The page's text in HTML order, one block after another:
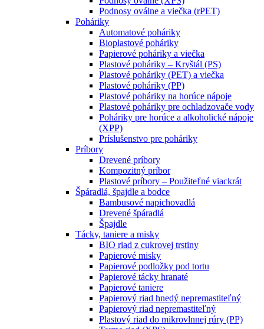
Podnosy oválne a viečka (rPET)
Poháriky
Automatové poháriky
Bioplastové poháriky
Papierové poháriky a viečka
Plastové poháriky – Kryštál (PS)
Plastové poháriky (PET) a viečka
Plastové poháriky (PP)
Plastové poháriky na horúce nápoje
Plastové poháriky pre ochladzovače vody
Poháriky pre horúce a alkoholické nápoje
(XPP)
Príslušenstvo pre poháriky
Príbory
Drevené príbory
Kompozitný príbor
Plastové príbory – Použiteľné viackrát
Špáradlá, špajdle a bodce
Bambusové napichovadlá
Drevené špáradlá
Špajdle
Tácky, taniere a misky
BIO riad z cukrovej trstiny
Papierové misky
Papierové podložky pod tortu
Papierové tácky hranaté
Papierové taniere
Papierový riad hnedý nepremastiteľný
Papierový riad nepremastiteľný
Plastový riad do mikrovlnnej rúry (PP)